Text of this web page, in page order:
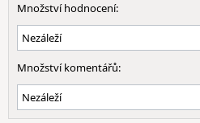
Množství hodnocení:
Množství komentářů: